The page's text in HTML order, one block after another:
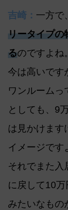
吉崎： 一方で
リータイプ
るのですよね。
今は高いです
ワンルームっ
としても、9
は見かけます
イメージです
それでまた入
に戻して10万
みたいなもの